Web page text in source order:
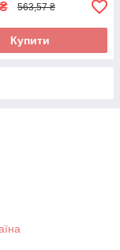
₴ 563,57 ₴
Купити